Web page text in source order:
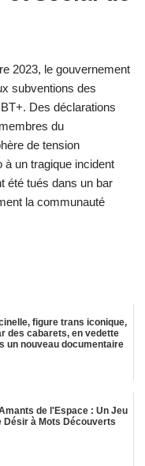
2023, le gouvernement
subventions des
Des déclarations
du
de tension
un tragique incident
été tués dans un bar
la communauté
figure trans iconique,
des cabarets, en vedette
un nouveau documentaire
de l'Espace : Un Jeu
Désir à Mots Découverts